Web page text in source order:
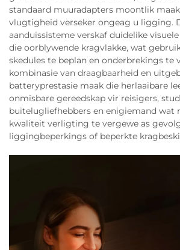
standaard muuradapters moontlik
vlugtigheid verseker ongeag u ligging.
aanduissisteme verskaf duidelike
die oorblywende kragvlakke, wat
skedules te beplan en onderbrekings te
kombinasie van draagbaarheid en
batteryprestasie maak die herlaaibare
onmisbare gereedskap vir reisigers,
buitelugliefhebbers en enigiemand wat
kwaliteit verligting te vergewe as
liggingbeperkings of beperkte